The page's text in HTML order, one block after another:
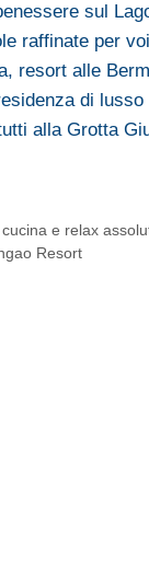
sul
raffinate per voi
resort alle
di
alla Grotta
e relax
Resort